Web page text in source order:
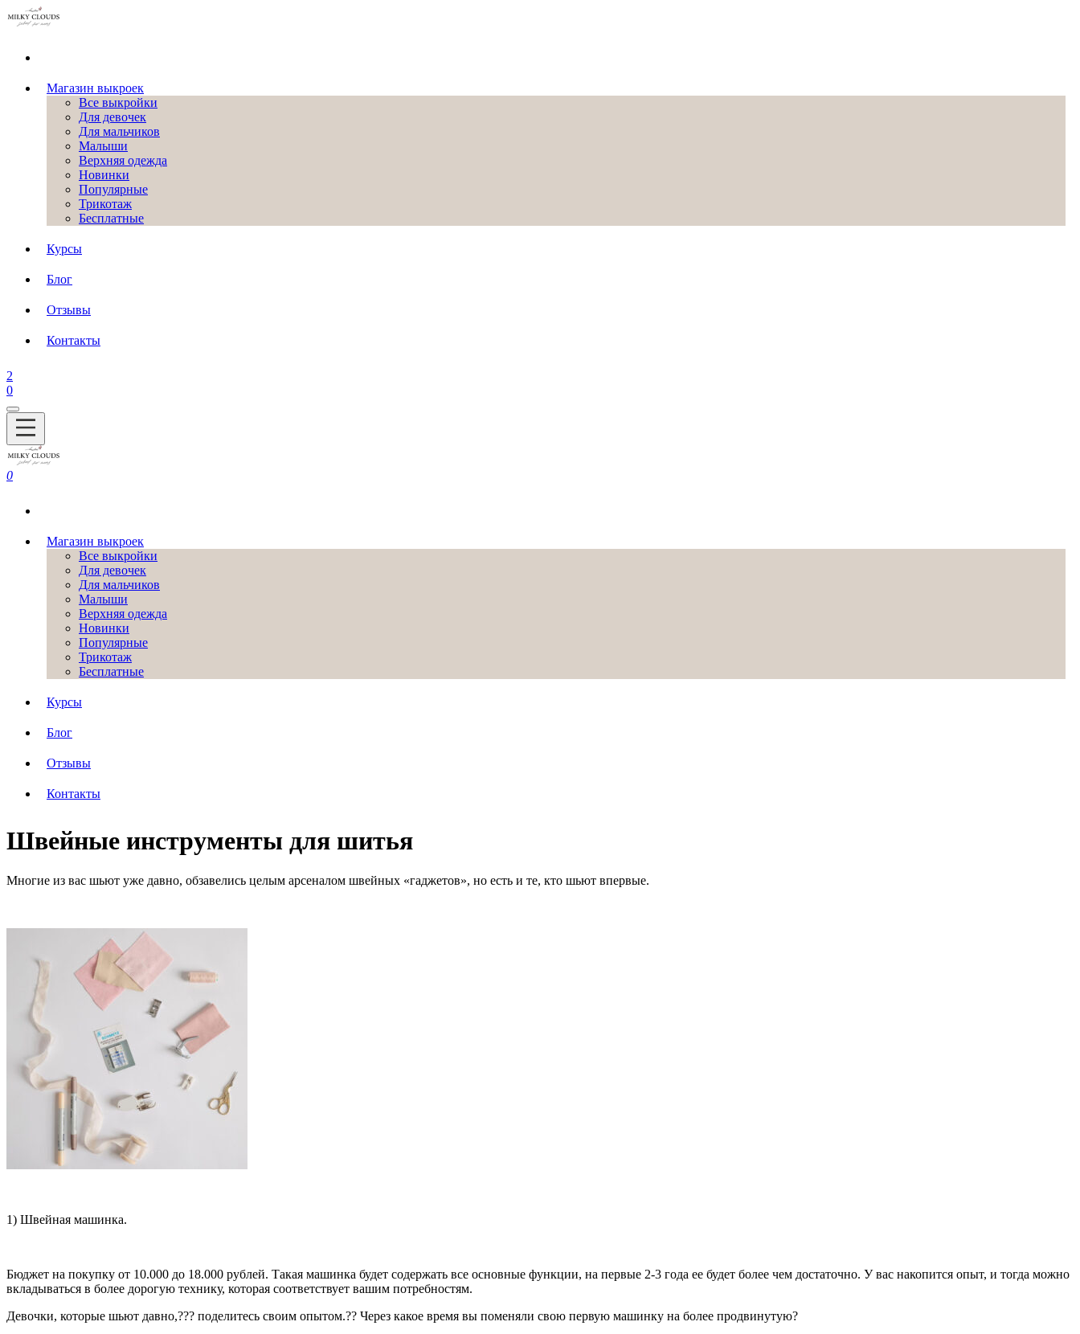
Магазин выкроек
Все выкройки
Для девочек
Для мальчиков
Малыши
Верхняя одежда
Новинки
Популярные
Трикотаж
Бесплатные
Курсы
Блог
Отзывы
Контакты
2
0
0
Магазин выкроек
Все выкройки
Для девочек
Для мальчиков
Малыши
Верхняя одежда
Новинки
Популярные
Трикотаж
Бесплатные
Курсы
Блог
Отзывы
Контакты
Швейные инструменты для шитья
Многие из вас шьют уже давно, обзавелись целым арсеналом швейных «гаджетов», но есть и те, кто шьют впервые.
1) Швейная машинка.
Бюджет на покупку от 10.000 до 18.000 рублей. Такая машинка будет содержать все основные функции, на первые 2-3 года ее будет более чем достаточно. У вас накопится опыт, и тогда можно
вкладываться в более дорогую технику, которая соответствует вашим потребностям.
Девочки, которые шьют давно,??‍? поделитесь своим опытом.?? Через какое время вы поменяли свою первую машинку на более продвинутую?